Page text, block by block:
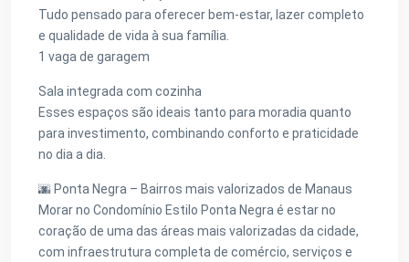
Tudo pensado para oferecer bem-estar, lazer completo
e qualidade de vida à sua família.
1 vaga de garagem
Sala integrada com cozinha
Esses espaços são ideais tanto para moradia quanto
para investimento, combinando conforto e praticidade
no dia a dia.
🌆 Ponta Negra – Bairros mais valorizados de Manaus
Morar no Condomínio Estilo Ponta Negra é estar no
coração de uma das áreas mais valorizadas da cidade,
com infraestrutura completa de comércio, serviços e